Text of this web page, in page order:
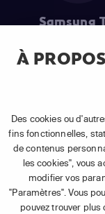
À
Des cookies ou
fins fonctionnelles,
de contenus
les cookies", vous
modifier vos
"Paramètres". Vous
pouvez trouver
Samsung
(2) Prix de
uniques
(3) Restart &